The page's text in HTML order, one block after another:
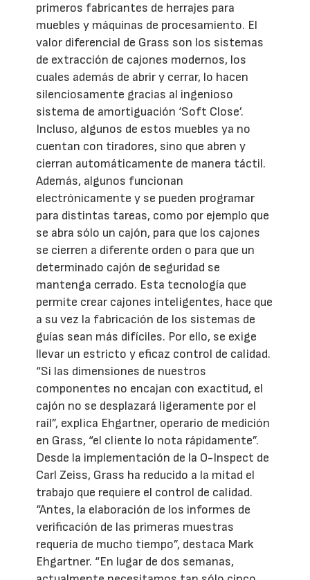
primeros fabricantes de herrajes para
muebles y máquinas de procesamiento. El
valor diferencial de Grass son los sistemas
de extracción de cajones modernos, los
cuales además de abrir y cerrar, lo hacen
silenciosamente gracias al ingenioso
sistema de amortiguación ‘Soft Close’.
Incluso, algunos de estos muebles ya no
cuentan con tiradores, sino que abren y
cierran automáticamente de manera táctil.
Además, algunos funcionan
electrónicamente y se pueden programar
para distintas tareas, como por ejemplo que
se abra sólo un cajón, para que los cajones
se cierren a diferente orden o para que un
determinado cajón de seguridad se
mantenga cerrado. Esta tecnología que
permite crear cajones inteligentes, hace que
a su vez la fabricación de los sistemas de
guías sean más difíciles. Por ello, se exige
llevar un estricto y eficaz control de calidad.
“Si las dimensiones de nuestros
componentes no encajan con exactitud, el
cajón no se desplazará ligeramente por el
raíl”, explica Ehgartner, operario de medición
en Grass, “el cliente lo nota rápidamente”.
Desde la implementación de la O-Inspect de
Carl Zeiss, Grass ha reducido a la mitad el
trabajo que requiere el control de calidad.
“Antes, la elaboración de los informes de
verificación de las primeras muestras
requería de mucho tiempo”, destaca Mark
Ehgartner. “En lugar de dos semanas,